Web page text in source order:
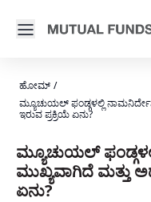
Open main menu
ಹೋಮ್ /
ಮ್ಯೂಚುಯಲ್ ಫಂಡ್ಗಳಲ್ಲಿ
ಇರುವ ಪ್ರಕ್ರಿಯೆ ಏನು?
ಮ್ಯೂಚುಯಲ್
ಮುಖ್ಯವಾಗಿದೆ ಮತ್ತು
ಏನು?